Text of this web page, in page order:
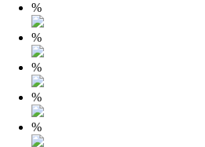
%
%
%
%
%